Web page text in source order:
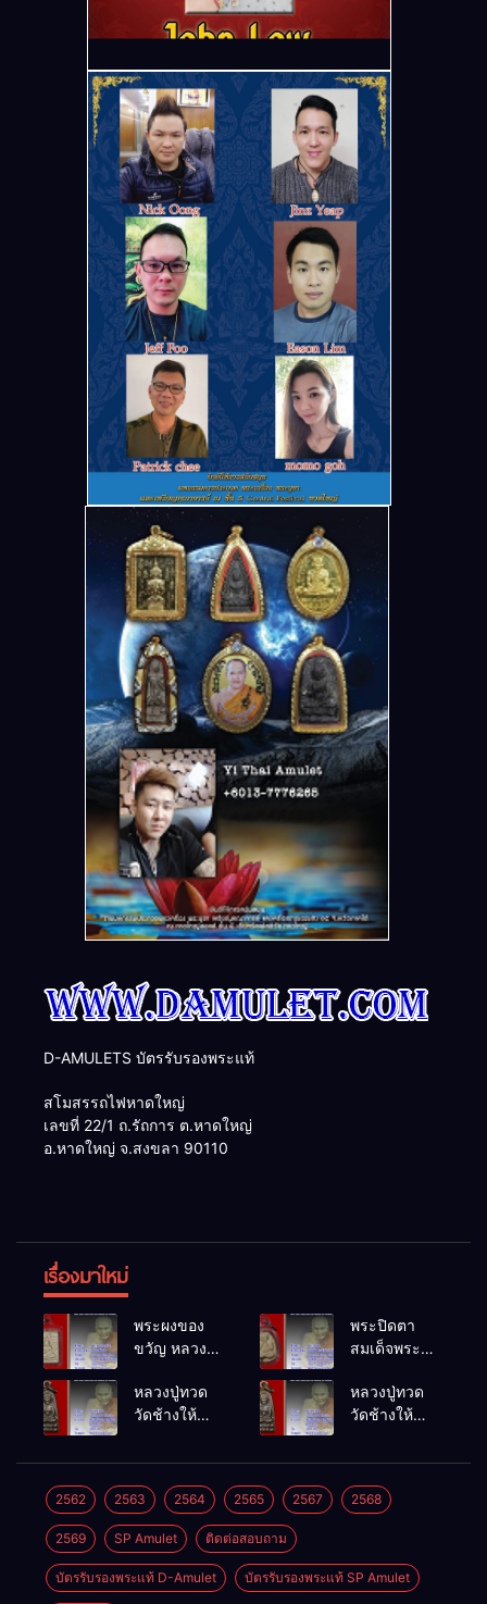
D-AMULETS บัตรรับรองพระแท้
สโมสรรถไฟหาดใหญ่
เลขที่ 22/1 ถ.รัถการ ต.หาดใหญ่
อ.หาดใหญ่ จ.สงขลา 90110
เรื่องมาใหม่
พระผงของ
ขวัญ หลวงพ่อ
พ.ศ.2514
พระปิดตา
สมเด็จพระ
วัดบวรนิเวศ
วิหาร
หลวงปู่ทวด
วัดช้างให้
หลวงปู่ทวด
วัดช้างให้
2562 2563 2564 2565 2567 2568
2569 SP Amulet ติดต่อสอบถาม
บัตรรับรองพระแท้ D-Amulet บัตรรับรองพระแท้ SP Amulet